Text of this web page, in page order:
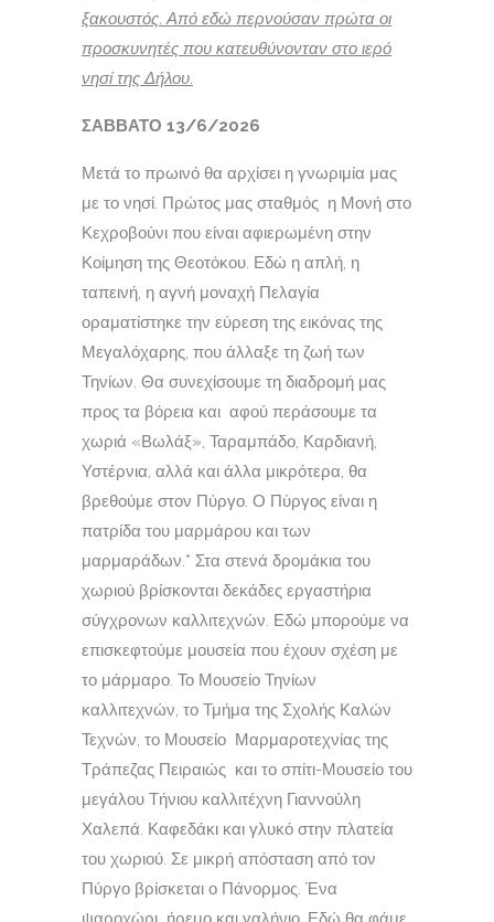
ξακουστός. Από εδώ περνούσαν πρώτα οι
προσκυνητές που κατευθύνονταν στο ιερό
νησί της Δήλου.
ΣΑΒΒΑΤΟ 13/6/2026
Μετά το πρωινό θα αρχίσει η γνωριμία μας
με το νησί. Πρώτος μας σταθμός η Μονή στο
Κεχροβούνι που είναι αφιερωμένη στην
Κοίμηση της Θεοτόκου. Εδώ η απλή, η
ταπεινή, η αγνή μοναχή Πελαγία
οραματίστηκε την εύρεση της εικόνας της
Μεγαλόχαρης, που άλλαξε τη ζωή των
Τηνίων. Θα συνεχίσουμε τη διαδρομή μας
προς τα βόρεια και αφού περάσουμε τα
χωριά «Βωλάξ», Ταραμπάδο, Καρδιανή,
Υστέρνια, αλλά και άλλα μικρότερα, θα
βρεθούμε στον Πύργο. Ο Πύργος είναι η
πατρίδα του μαρμάρου και των
μαρμαράδων.* Στα στενά δρομάκια του
χωριού βρίσκονται δεκάδες εργαστήρια
σύγχρονων καλλιτεχνών. Εδώ μπορούμε να
επισκεφτούμε μουσεία που έχουν σχέση με
το μάρμαρο. Το Μουσείο Τηνίων
καλλιτεχνών, το Τμήμα της Σχολής Καλών
Τεχνών, το Μουσείο Μαρμαροτεχνίας της
Τράπεζας Πειραιώς και το σπίτι-Μουσείο του
μεγάλου Τήνιου καλλιτέχνη Γιαννούλη
Χαλεπά. Καφεδάκι και γλυκό στην πλατεία
του χωριού. Σε μικρή απόσταση από τον
Πύργο βρίσκεται ο Πάνορμος. Ένα